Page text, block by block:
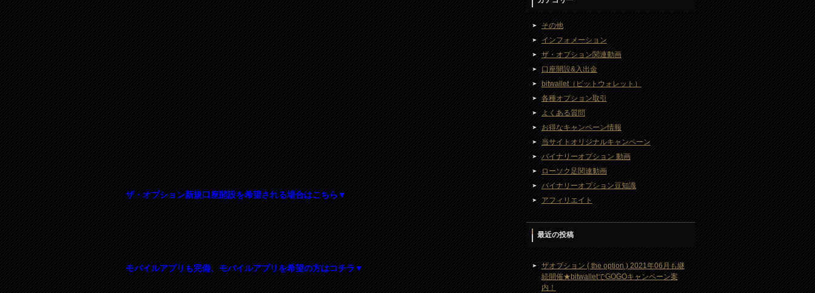
ザ・オプション新規口座開設を希望される場合はこちら▼
モバイルアプリも完備、モバイルアプリを希望の方はコチラ▼
その他
インフォメーション
ザ・オプション関連動画
口座開設&入出金
bitwallet（ビットウォレット）
各種オプション取引
よくある質問
お得なキャンペーン情報
当サイトオリジナルキャンペーン
バイナリーオプション 動画
ローソク足関連動画
バイナリーオプション豆知識
アフィリエイト
最近の投稿
ザオプション ( the option ) 2021年06月も継
続開催★bitwalletでGOGOキャンペーン案
内！